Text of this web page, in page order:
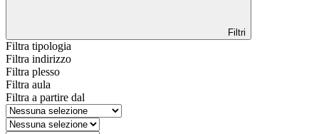
Filtri
Filtra tipologia
Filtra indirizzo
Filtra plesso
Filtra aula
Filtra a partire dal